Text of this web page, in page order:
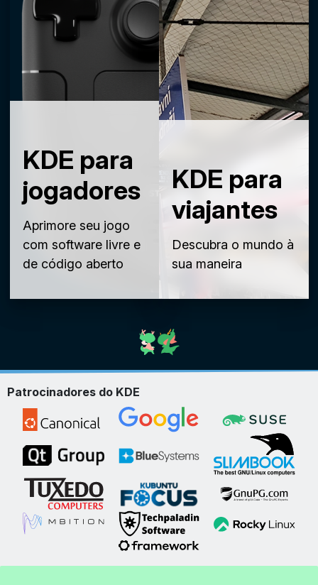
KDE para
jogadores
Aprimore seu jogo
com software livre e
de código aberto
KDE para
viajantes
Descubra o mundo à
sua maneira
Patrocinadores do KDE